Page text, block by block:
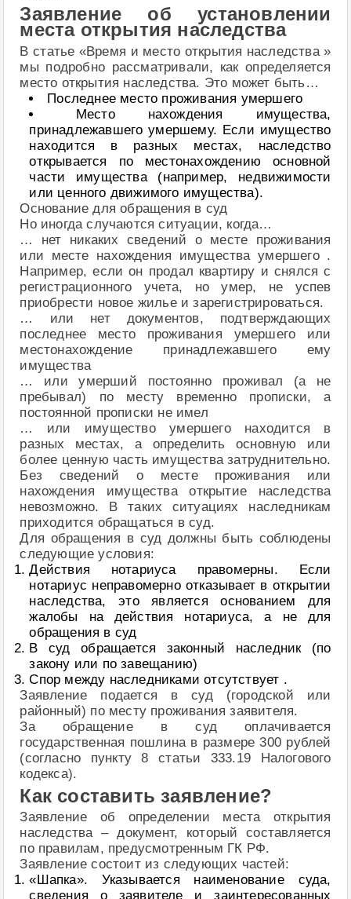
Заявление об установлении
места открытия наследства
В статье «Время и место открытия наследства »
мы подробно рассматривали, как определяется
место открытия наследства. Это может быть…
Последнее место проживания умершего
Место нахождения имущества,
принадлежавшего умершему. Если имущество
находится в разных местах, наследство
открывается по местонахождению основной
части имущества (например, недвижимости
или ценного движимого имущества).
Основание для обращения в суд
Но иногда случаются ситуации, когда…
… нет никаких сведений о месте проживания
или месте нахождения имущества умершего .
Например, если он продал квартиру и снялся с
регистрационного учета, но умер, не успев
приобрести новое жилье и зарегистрироваться.
… или нет документов, подтверждающих
последнее место проживания умершего или
местонахождение принадлежавшего ему
имущества
… или умерший постоянно проживал (а не
пребывал) по месту временно прописки, а
постоянной прописки не имел
… или имущество умершего находится в
разных местах, а определить основную или
более ценную часть имущества затруднительно.
Без сведений о месте проживания или
нахождения имущества открытие наследства
невозможно. В таких ситуациях наследникам
приходится обращаться в суд.
Для обращения в суд должны быть соблюдены
следующие условия:
Действия нотариуса правомерны. Если
нотариус неправомерно отказывает в открытии
наследства, это является основанием для
жалобы на действия нотариуса, а не для
обращения в суд
В суд обращается законный наследник (по
закону или по завещанию)
Спор между наследниками отсутствует .
Заявление подается в суд (городской или
районный) по месту проживания заявителя.
За обращение в суд оплачивается
государственная пошлина в размере 300 рублей
(согласно пункту 8 статьи 333.19 Налогового
кодекса).
Как составить заявление?
Заявление об определении места открытия
наследства – документ, который составляется
по правилам, предусмотренным ГК РФ.
Заявление состоит из следующих частей:
«Шапка». Указывается наименование суда,
сведения о заявителе и заинтересованных